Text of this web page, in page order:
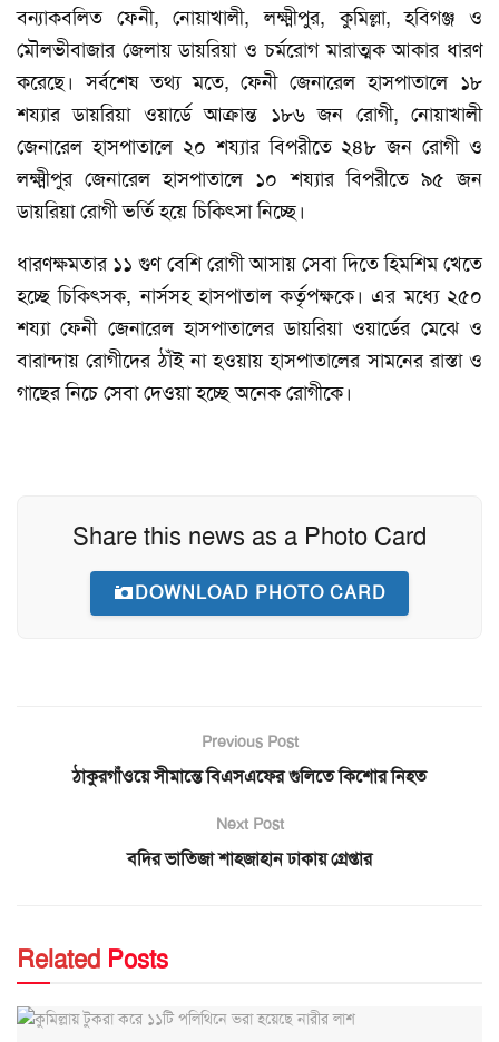
বন্যাকবলিত ফেনী, নোয়াখালী, লক্ষ্মীপুর, কুমিল্লা, হবিগঞ্জ ও
মৌলভীবাজার জেলায় ডায়রিয়া ও চর্মরোগ মারাত্মক আকার ধারণ
করেছে। সর্বশেষ তথ্য মতে, ফেনী জেনারেল হাসপাতালে ১৮
শয্যার ডায়রিয়া ওয়ার্ডে আক্রান্ত ১৮৬ জন রোগী, নোয়াখালী
জেনারেল হাসপাতালে ২০ শয্যার বিপরীতে ২৪৮ জন রোগী ও
লক্ষ্মীপুর জেনারেল হাসপাতালে ১০ শয্যার বিপরীতে ৯৫ জন
ডায়রিয়া রোগী ভর্তি হয়ে চিকিৎসা নিচ্ছে।
ধারণক্ষমতার ১১ গুণ বেশি রোগী আসায় সেবা দিতে হিমশিম খেতে
হচ্ছে চিকিৎসক, নার্সসহ হাসপাতাল কর্তৃপক্ষকে। এর মধ্যে ২৫০
শয্যা ফেনী জেনারেল হাসপাতালের ডায়রিয়া ওয়ার্ডের মেঝে ও
বারান্দায় রোগীদের ঠাঁই না হওয়ায় হাসপাতালের সামনের রাস্তা ও
গাছের নিচে সেবা দেওয়া হচ্ছে অনেক রোগীকে।
Share this news as a Photo Card
DOWNLOAD PHOTO CARD
Previous Post
ঠাকুরগাঁওয়ে সীমান্তে বিএসএফের গুলিতে কিশোর নিহত
Next Post
বদির ভাতিজা শাহজাহান ঢাকায় গ্রেপ্তার
Related Posts